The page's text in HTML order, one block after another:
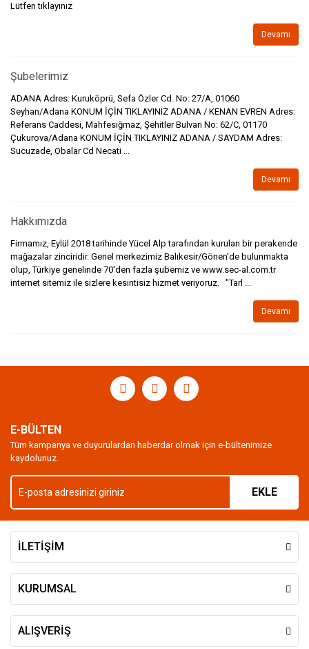
Lütfen tıklayınız
Devamı
Şubelerimiz
ADANA Adres: Kuruköprü, Sefa Özler Cd. No: 27/A, 01060
Seyhan/Adana KONUM İÇİN TIKLAYINIZ ADANA / KENAN EVREN Adres:
Referans Caddesi, Mahfesığmaz, Şehitler Bulvarı No: 62/C, 01170
Çukurova/Adana KONUM İÇİN TIKLAYINIZ ADANA / SAYDAM Adres:
Sucuzade, Obalar Cd Necati ...
Devamı
Hakkımızda
Firmamız, Eylül 2018 tarihinde Yücel Alp tarafından kurulan bir perakende
mağazalar zinciridir. Genel merkezimiz Balıkesir/Gönen'de bulunmakta
olup, Türkiye genelinde 70'den fazla şubemiz ve www.sec-al.com.tr
internet sitemiz ile sizlere kesintisiz hizmet veriyoruz. "Tarl ...
Devamı
E-BÜLTEN
Tüm kampanya ve duyurulardan haberdar olmak için e-bültenimize
kaydolunuz.
EKLE
İLETİŞİM
KURUMSAL
ALIŞVERİŞ